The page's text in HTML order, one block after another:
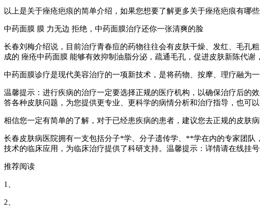
以上是关于痤疮疤痕的简单介绍，如果您想要了解更多关于痤疮疤痕有哪
中药面膜 膜 力无边 拒绝，中药面膜治疗还你一张清爽的脸
长春刘梅介绍说，目前治疗青春痘的药物往往会有皮肤干燥、发红、毛孔
成的 痤疮中药面膜 能够有效抑制油脂分泌，疏通毛孔，促进皮肤新陈代
中药面膜诊疗是现代美容治疗的一项新技术，是将药物、按摩、理疗融为
温馨提示：进行疾病的治疗一定要选择正规的医疗机构，以确保治疗后的
答各种皮肤问题，为您提供更专业、更科学的病情分析和治疗指导，也可以
相信您一定有简单的了解，对于已经患疾病的患者，建议您去正规的皮肤
长春皮肤病医院拥有一支包括分子*学、分子遗传学、**学在内的专家团
技术的临床应用，为临床治疗提供了科研支持。温馨提示：详情请在线挂
推荐阅读
1、
2、